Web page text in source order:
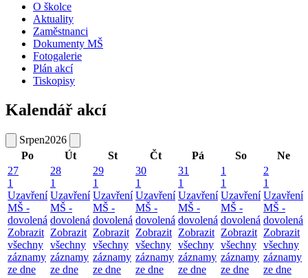
O školce
Aktuality
Zaměstnanci
Dokumenty MŠ
Fotogalerie
Plán akcí
Tiskopisy
Kalendář akcí
Srpen2026
Po
Út St Čt Pá So
Ne
27
1
Uzavření
MŠ -
dovolená
Zobrazit
všechny
záznamy
ze dne
28
1
Uzavření
MŠ -
dovolená
Zobrazit
všechny
záznamy
ze dne
29
1
Uzavření
MŠ -
dovolená
Zobrazit
všechny
záznamy
ze dne
30
1
Uzavření
MŠ -
dovolená
Zobrazit
všechny
záznamy
ze dne
31
1
Uzavření
MŠ -
dovolená
Zobrazit
všechny
záznamy
ze dne
1
1
Uzavření
MŠ -
dovolená
Zobrazit
všechny
záznamy
ze dne
2
1
Uzavření
MŠ -
dovolená
Zobrazit
všechny
záznamy
ze dne